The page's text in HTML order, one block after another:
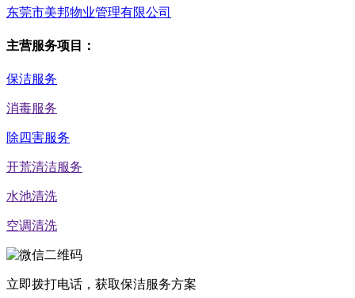
东莞市美邦物业管理有限公司
主营服务项目：
保洁服务
消毒服务
除四害服务
开荒清洁服务
水池清洗
空调清洗
立即拨打电话，获取保洁服务方案